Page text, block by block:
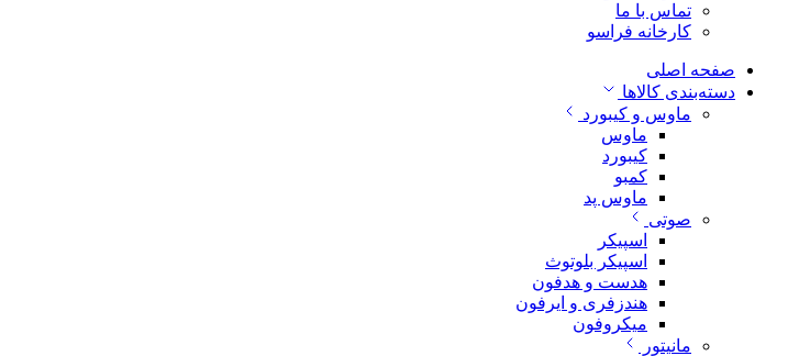
تماس با ما
کارخانه فراسو
صفحه اصلی
دسته‌بندی کالاها
ماوس و کیبورد
ماوس
کیبورد
کمبو
ماوس پد
صوتی
اسپیکر
اسپیکر بلوتوث
هدست و هدفون
هندزفری و ایرفون
میکروفون
مانیتور